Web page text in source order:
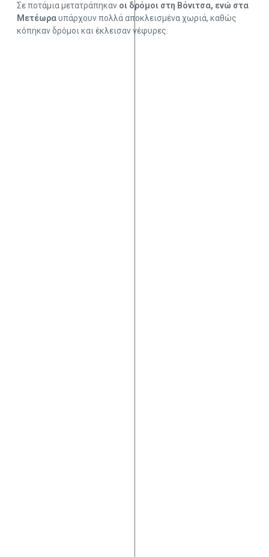
Σε ποτάμια μετατράπηκαν οι δρόμοι στη Βόνιτσα, ενώ στα
Μετέωραυπάρχουν πολλά αποκλεισμένα χωριά, καθώς
κόπηκαν δρόμοι και έκλεισαν γέφυρες.